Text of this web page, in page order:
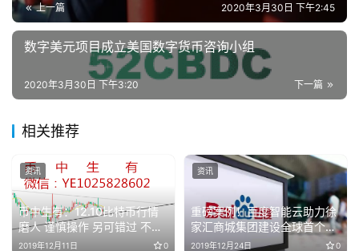
上一篇 2020年3月30日 下午2:45
数字美元项目成立美国数字货币咨询小组
下一篇
2020年3月30日 下午3:20
相关推荐
币中生有：12.10比特币行情
磨人 谨慎操作 另可错过 不可
做错
2019年12月11日 0
资讯
重磅案例！百度智能云助力徐
家汇商城集团建设全球首个
AI+区块链智慧商圈
2019年12月24日 0
资讯